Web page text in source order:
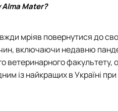
Alma Mater?
мріяв повернутися до
включаючи недавню
ветеринарного факультету,
із найкращих в Україні